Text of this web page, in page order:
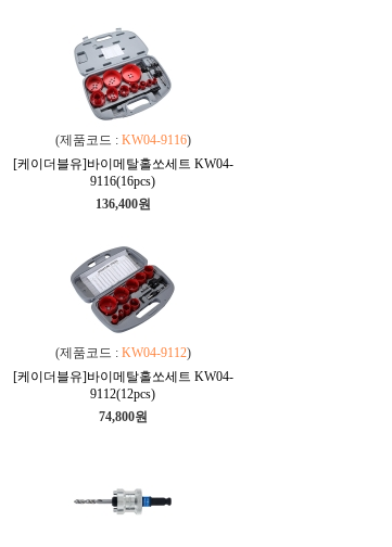
(제품코드 : KW04-9116)
[케이더블유]바이메탈홀쏘세트 KW04-
9116(16pcs)
136,400원
(제품코드 : KW04-9112)
[케이더블유]바이메탈홀쏘세트 KW04-
9112(12pcs)
74,800원